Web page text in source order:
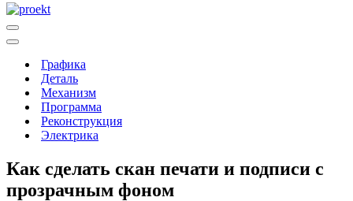
Меню
навигации
Меню
навигацииГрафика
Деталь
Механизм
Программа
Реконструкция
Электрика
Как сделать скан печати и подписи с
прозрачным фоном